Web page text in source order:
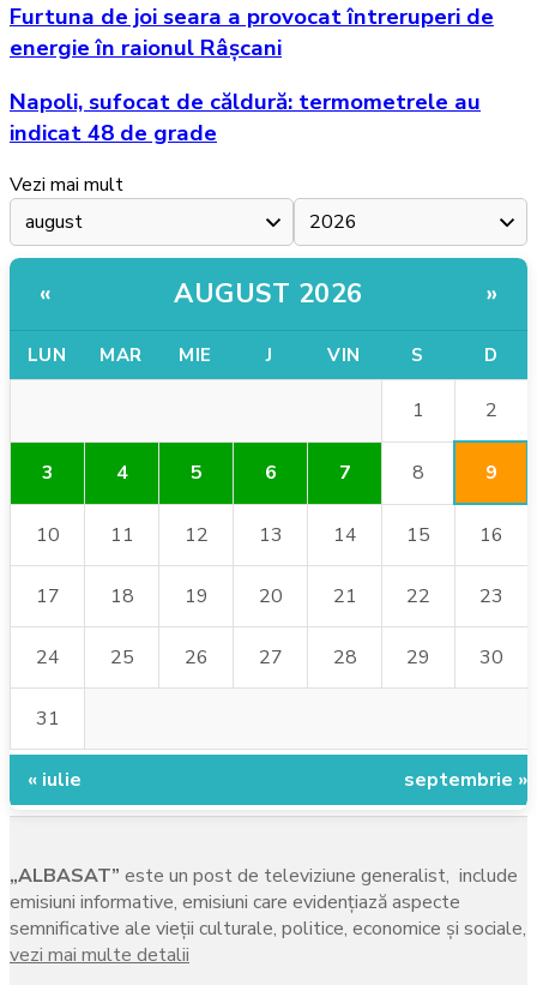
Furtuna de joi seara a provocat întreruperi de
energie în raionul Râșcani
Napoli, sufocat de căldură: termometrele au
indicat 48 de grade
Vezi mai mult
« AUGUST 2026 »
LUN MAR MIE J VIN S D
1 2
3 4 5 6 7 8 9
10 11 12 13 14 15 16
17 18 19 20 21 22 23
24 25 26 27 28 29 30
31
« iulie septembrie »
„ALBASAT” este un post de televiziune generalist, include
emisiuni informative, emisiuni care evidenţiază aspecte
semnificative ale vieţii culturale, politice, economice şi sociale,
vezi mai multe detalii